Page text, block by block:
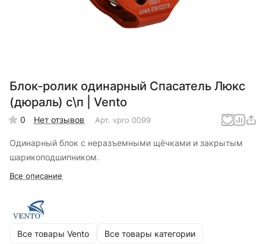
Блок-ролик одинарный Спасатель Люкс
(дюраль) с\п | Vento
0 Нет отзывов Арт. vpro 0099
Одинарный блок с неразъемными щёчками и закрытым
шарикоподшипником.
Все описание
Все товары Vento Все товары категории